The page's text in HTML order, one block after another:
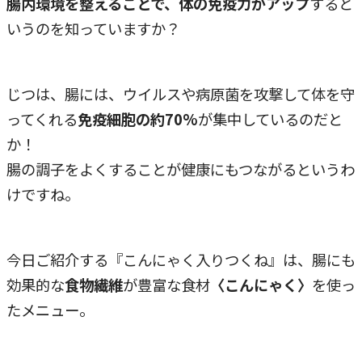
いうのを知っていますか？
じつは、腸には、ウイルスや病原菌を攻撃して体を守
ってくれる免疫細胞の約70%が集中しているのだと
か！
腸の調子をよくすることが健康にもつながるというわ
けですね。
今日ご紹介する『こんにゃく入りつくね』は、腸にも
効果的な食物繊維が豊富な食材 〈こんにゃく〉 を使っ
たメニュー。